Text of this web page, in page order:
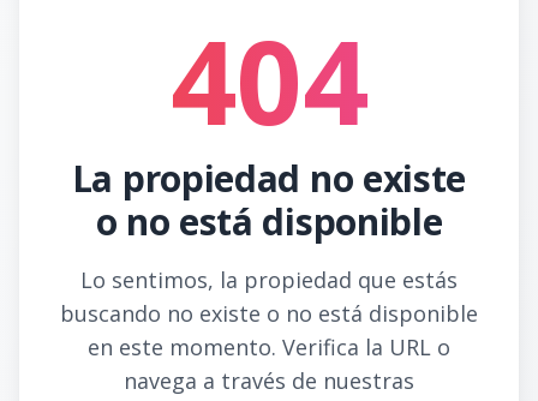
404
La propiedad no existe
o no está disponible
Lo sentimos, la propiedad que estás
buscando no existe o no está disponible
en este momento. Verifica la URL o
navega a través de nuestras